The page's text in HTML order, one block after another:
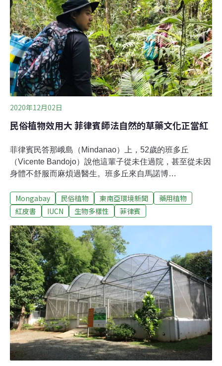
「tungro」 。根據菲律賓國家原住民委員會（National
Commission on Indigenous Peoples ，簡稱NCIP）的資
料，科迪勒拉地區的居民主要是原住民，住有超過15個不
同語系的族群。因
2020年12月02日
民俗植物效用大 菲律賓師法自然的草藥文化正當紅
菲律賓民答那峨島（Mindanao）上，52歲的班多丘
（Vicente Bandojo）說他這輩子從未住過院，甚至從未因
身體不舒服而麻煩過醫生。班多丘來自馬諾博
Palagsulat，「Datu」為頭目之意）。「馬諾博」的意思
是「河的民族」，他們住在菲律賓南阿古桑省（Agusan
前，他們的族群存續就因外國人及移民的到來而受到威
脅，但卻一直將自己的文化保存得很好——而這文化深植
於大自然當中。山裡工作機會不多，大部分的族人都生活
在貧窮線以下，主要依賴農業、勞力、狩獵為生。儘管如
此，他們擁有一個公開的秘密寶藏，那就是祖先流傳下
來、極為可觀的民俗草藥知識；他們相信這些草藥能讓所
有惡疾退散。如今，有人為了記錄並保存這份草藥背後的
科學原理，而展開了一項研究。「我們部落從遠古時代就
懂得利用這
Mongabay 民俗植物 東南亞環境新聞
藥用植物
紅皮書
IUCN 生物多樣性 菲律賓